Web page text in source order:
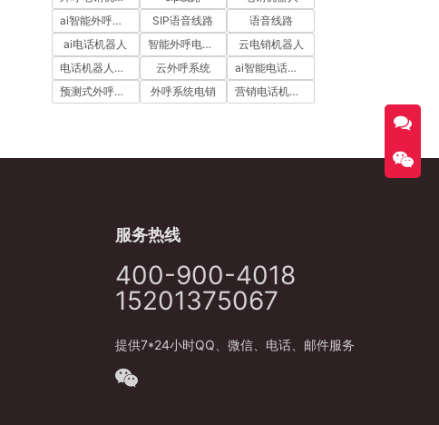
ai智能外呼系统
SIP语音线路
语音线路
ai电话机器人
智能外呼电销机器人
云电销机器人
电话机器人外呼
云外呼系统
ai智能电话机器人
预测式外呼系统
外呼系统电销 营销电话机器人
服务热线
400-900-4018
15201375067
提供7*24小时QQ、微信、电话、邮件服务